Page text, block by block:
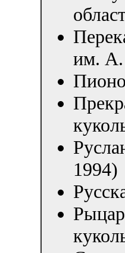
им. А.
1994)